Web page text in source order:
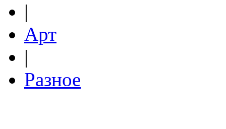
|
Арт
|
Разное